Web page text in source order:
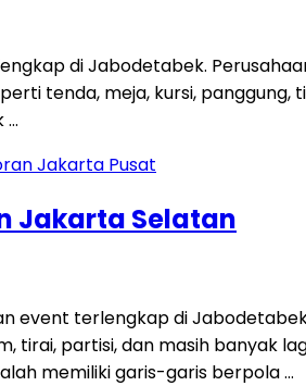
di Jabodetabek.
tenda, meja, kursi,
…
Jakarta Selatan
event terlengkap di
tirai, partisi, dan masih banyak
memiliki garis-garis berpola …